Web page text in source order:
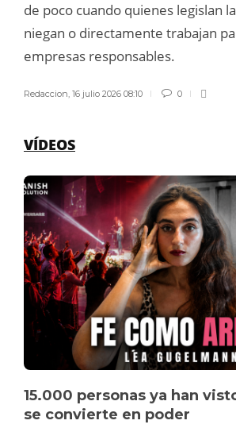
de poco cuando quienes legislan
niegan o directamente trabajan
empresas responsables.
Redaccion, 16 julio 2026 08:10 0
VÍDEOS
15.000 personas ya han
se convierte en poder